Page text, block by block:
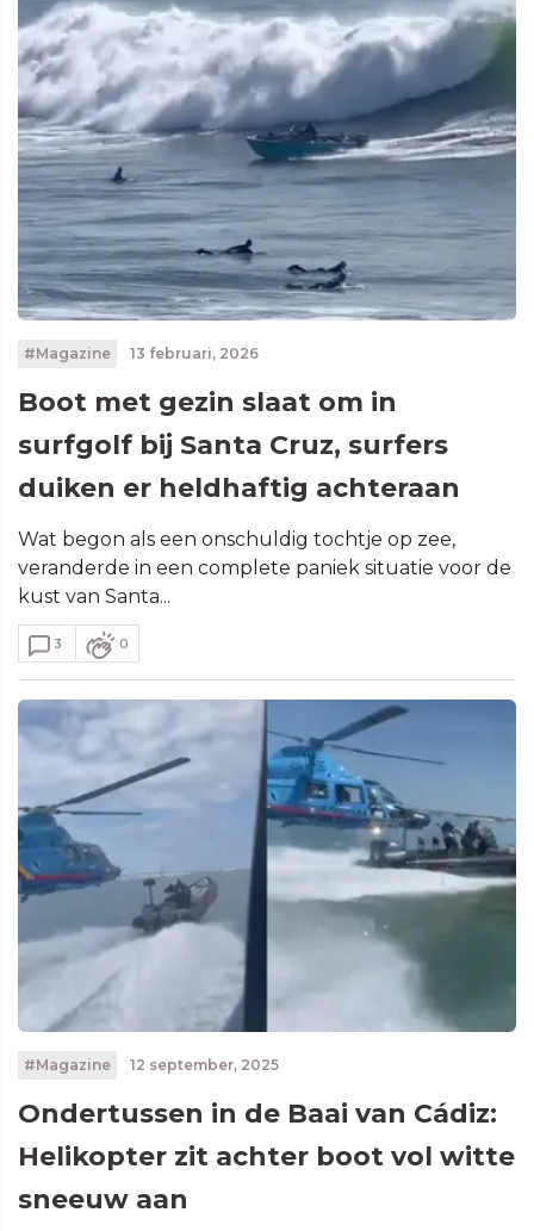
#Magazine 13 februari, 2026
Boot met gezin slaat om in
surfgolf bij Santa Cruz, surfers
duiken er heldhaftig achteraan
Wat begon als een onschuldig tochtje op zee,
veranderde in een complete paniek situatie voor de
kust van Santa...
3 0
#Magazine 12 september, 2025
Ondertussen in de Baai van Cádiz:
Helikopter zit achter boot vol witte
sneeuw aan